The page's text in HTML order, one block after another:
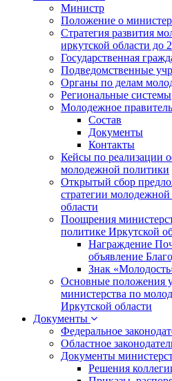
Министр
Положение о
Стратегия развития
иркутской области до
Государственная
Подведомственные
Органы по делам
Региональные системы
Молодежное
Состав
Документы
Контакты
Кейсы по реализации
молодежной политики
Открытый сбор
стратегии
области
Поощрения
политике Иркутской
Награждение
объявление
Знак
Основные положения
министерства по
Иркутской области
Документы
Федеральное
Областное
Документы
Решения